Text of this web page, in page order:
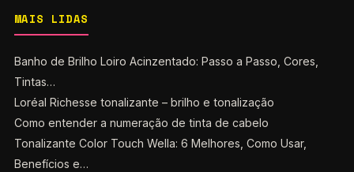
MAIS LIDAS
Banho de Brilho Loiro Acinzentado: Passo a Passo, Cores,
Tintas…
Loréal Richesse tonalizante – brilho e tonalização
Como entender a numeração de tinta de cabelo
Tonalizante Color Touch Wella: 6 Melhores, Como Usar,
Benefícios e…